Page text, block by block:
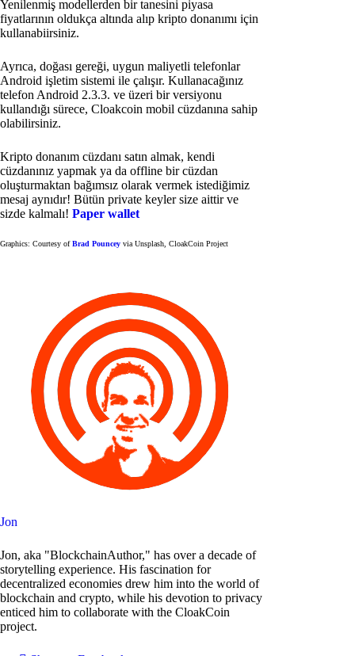
Yenilenmiş modellerden bir tanesini piyasa
fiyatlarının oldukça altında alıp kripto donanımı için
kullanabiirsiniz.
Ayrıca, doğası gereği, uygun maliyetli telefonlar
Android işletim sistemi ile çalışır. Kullanacağınız
telefon Android 2.3.3. ve üzeri bir versiyonu
kullandığı sürece, Cloakcoin mobil cüzdanına sahip
olabilirsiniz.
Kripto donanım cüzdanı satın almak, kendi
cüzdanınız yapmak ya da offline bir cüzdan
oluşturmaktan bağımsız olarak vermek istediğimiz
mesaj aynıdır! Bütün private keyler size aittir ve
sizde kalmalı! Paper wallet
Graphics: Courtesy ofBrad Pouncey via Unsplash, CloakCoin Project
Jon
Jon, aka "BlockchainAuthor," has over a decade of
storytelling experience. His fascination for
decentralized economies drew him into the world of
blockchain and crypto, while his devotion to privacy
enticed him to collaborate with the CloakCoin
project.